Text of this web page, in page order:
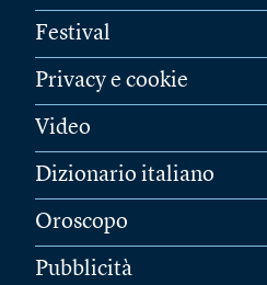
Festival
Privacy e cookie
Video
Dizionario italiano
Oroscopo
Pubblicità